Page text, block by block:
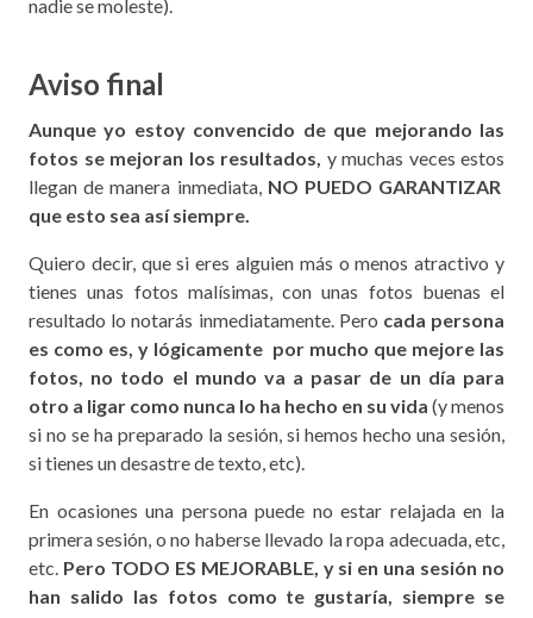
nadie se moleste).
Aviso final
Aunque yo estoy convencido de que mejorando las
fotos se mejoran los resultados, y muchas veces estos
llegan de manera inmediata, NO PUEDO GARANTIZAR
que esto sea así siempre.
Quiero decir, que si eres alguien más o menos atractivo y
tienes unas fotos malísimas, con unas fotos buenas el
resultado lo notarás inmediatamente. Pero cada persona
es como es, y lógicamente por mucho que mejore las
fotos, no todo el mundo va a pasar de un día para
otro a ligar como nunca lo ha hecho en su vida (y menos
si no se ha preparado la sesión, si hemos hecho una sesión,
si tienes un desastre de texto, etc).
En ocasiones una persona puede no estar relajada en la
primera sesión, o no haberse llevado la ropa adecuada, etc,
etc. Pero TODO ES MEJORABLE, y si en una sesión no
han salido las fotos como te gustaría, siempre se